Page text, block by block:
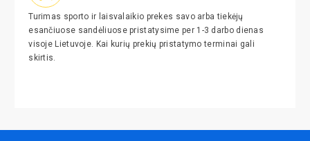
Turimas sporto ir laisvalaikio prekes savo arba tiekėjų
esančiuose sandėliuose pristatysime per 1-3 darbo dienas
visoje Lietuvoje. Kai kurių prekių pristatymo terminai gali
skirtis.